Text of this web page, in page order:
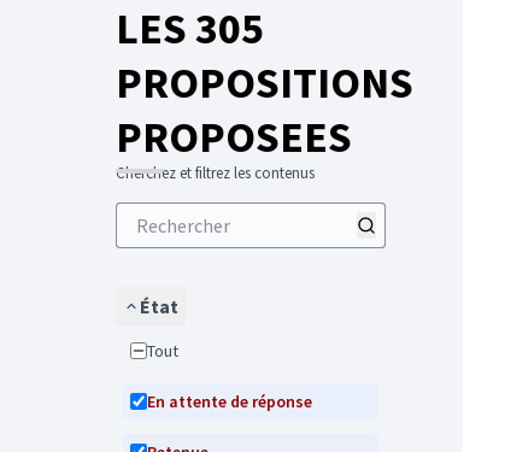
LES 305
PROPOSITIONS
PROPOSEES
Cherchez et filtrez les contenus
État
Tout
En attente de réponse